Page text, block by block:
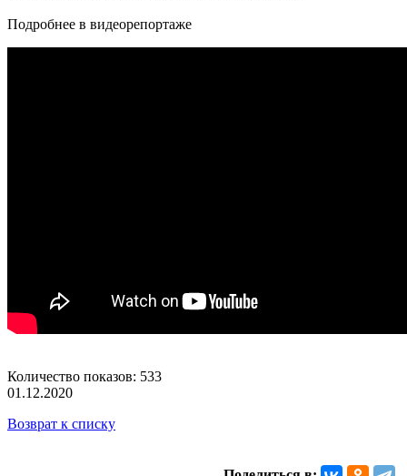
Подробнее в видеорепортаже
Количество показов: 533
01.12.2020
Возврат к списку